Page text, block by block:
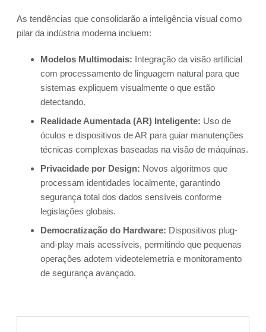
As tendências que consolidarão a inteligência visual como
pilar da indústria moderna incluem:
Modelos Multimodais: Integração da visão artificial
com processamento de linguagem natural para que
sistemas expliquem visualmente o que estão
detectando.
Realidade Aumentada (AR) Inteligente: Uso de
óculos e dispositivos de AR para guiar manutenções
técnicas complexas baseadas na visão de máquinas.
Privacidade por Design: Novos algoritmos que
processam identidades localmente, garantindo
segurança total dos dados sensíveis conforme
legislações globais.
Democratização do Hardware: Dispositivos plug-
and-play mais acessíveis, permitindo que pequenas
operações adotem videotelemetria e monitoramento
de segurança avançado.